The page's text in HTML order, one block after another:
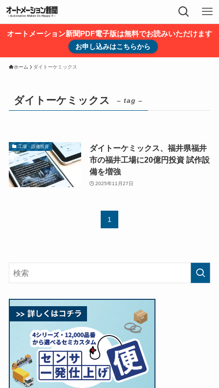
オートメーション新聞PDF電子版は無料でお読みいただけます
お申し込みはこちらから
ホーム ダイトーケミックス
ダイトーケミックス – tag –
工場・設備投資
ダイトーケミックス、福井県福井
市の福井工場に20億円投資 試作設
備を増強
2025年11月27日
1